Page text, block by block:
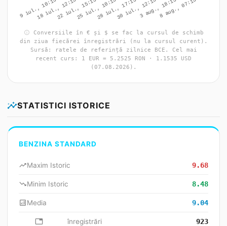
info Conversiile în € și $ se fac la cursul de schimb
din ziua fiecărei înregistrări (nu la cursul curent).
Sursă: ratele de referință zilnice BCE. Cel mai
recent curs: 1 EUR = 5.2525 RON · 1.1535 USD
(07.08.2026).
insightsSTATISTICI ISTORICE
BENZINA STANDARD
trending_upMaxim Istoric 9.68
trending_downMinim Istoric 8.48
analyticsMedia 9.04
database înregistrări 923